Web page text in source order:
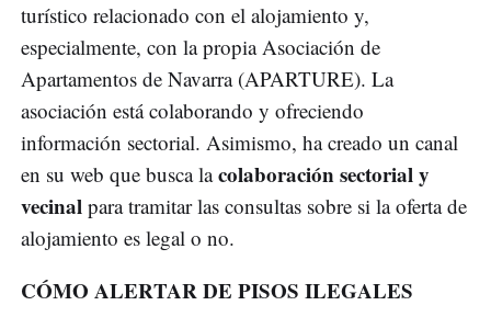
turístico relacionado con el alojamiento y,
especialmente, con la propia Asociación de
Apartamentos de Navarra (APARTURE). La
asociación está colaborando y ofreciendo
información sectorial. Asimismo, ha creado un canal
en su web que busca lacolaboración sectorial y
vecinal para tramitar las consultas sobre si la oferta de
alojamiento es legal o no.
CÓMO ALERTAR DE PISOS ILEGALES